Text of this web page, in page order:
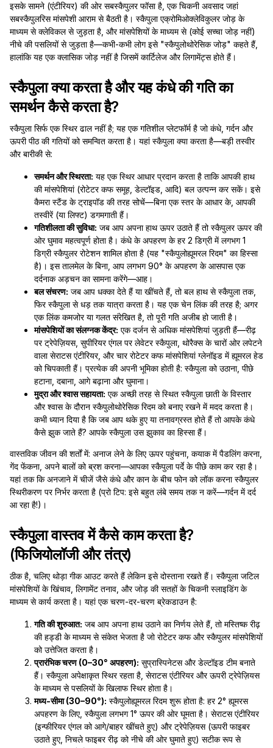
इसके सामने (एंटीरियर) की ओर सबस्कैपुलर फॉसा है, एक चिकनी अवसाद जहां
सबस्कैपुलरिस मांसपेशी आराम से बैठती है। स्कैपुला एक्रोमिओक्लेविकुलर जोड़ के
माध्यम से क्लेविकल से जुड़ता है, और मांसपेशियों के माध्यम से (कोई सच्चा जोड़ नहीं)
नीचे की पसलियों से जुड़ता है—कभी-कभी लोग इसे "स्कैपुलोथोरेसिक जोड़" कहते हैं,
हालांकि यह एक क्लासिक जोड़ नहीं है जिसमें कार्टिलेज और लिगामेंट्स होते हैं।
स्कैपुला क्या करता है और यह कंधे की गति का
समर्थन कैसे करता है?
स्कैपुला सिर्फ एक स्थिर ढाल नहीं है; यह एक गतिशील प्लेटफॉर्म है जो कंधे, गर्दन और
ऊपरी पीठ की गतियों को समन्वित करता है। यहां स्कैपुला क्या करता है—बड़ी तस्वीर
और बारीकी से:
समर्थन और स्थिरता: यह एक स्थिर आधार प्रदान करता है ताकि आपकी हाथ
की मांसपेशियां (रोटेटर कफ समूह, डेल्टॉइड, आदि) बल उत्पन्न कर सकें। इसे
कैमरा स्टैंड के ट्राइपॉड की तरह सोचें—बिना एक स्तर के आधार के, आपकी
तस्वीरें (या लिफ्ट) डगमगाती हैं।
गतिशीलता की सुविधा: जब आप अपना हाथ ऊपर उठाते हैं तो स्कैपुलर ऊपर की
ओर घुमाव महत्वपूर्ण होता है। कंधे के अपहरण के हर 2 डिग्री में लगभग 1
डिग्री स्कैपुलर रोटेशन शामिल होता है (यह "स्कैपुलोह्यूमरल रिदम" का हिस्सा
है)। इस तालमेल के बिना, आप लगभग 90° के अपहरण के आसपास एक
दर्दनाक अड़चन का सामना करेंगे—आह।
बल संचरण: जब आप धक्का देते हैं या खींचते हैं, तो बल हाथ से स्कैपुला तक,
फिर स्कैपुला से धड़ तक यात्रा करता है। यह एक चेन लिंक की तरह है; अगर
एक लिंक कमजोर या गलत संरेखित है, तो पूरी गति अजीब हो जाती है।
मांसपेशियों का संलग्नक केंद्र: एक दर्जन से अधिक मांसपेशियां जुड़ती हैं—रीढ़
पर ट्रेपेज़ियस, सुपीरियर एंगल पर लेवेटर स्कैपुला, थोरैक्स के चारों ओर लपेटने
वाला सेराटस एंटीरियर, और चार रोटेटर कफ मांसपेशियां ग्लेनॉइड में ह्यूमरल हेड
को चिपकाती हैं। प्रत्येक की अपनी भूमिका होती है: स्कैपुला को उठाना, पीछे
हटाना, दबाना, आगे बढ़ाना और घुमाना।
मुद्रा और श्वास सहायता: एक अच्छी तरह से स्थित स्कैपुला छाती के विस्तार
और श्वास के दौरान स्कैपुलोथोरेसिक रिदम को बनाए रखने में मदद करता है।
कभी ध्यान दिया है कि जब आप थके हुए या तनावग्रस्त होते हैं तो आपके कंधे
कैसे झुक जाते हैं? आपके स्कैपुला उस झुकाव का हिस्सा हैं।
वास्तविक जीवन की शर्तों में: अनाज लेने के लिए ऊपर पहुंचना, कयाक में पैडलिंग करना,
गेंद फेंकना, अपने बालों को ब्रश करना—आपका स्कैपुला पर्दे के पीछे काम कर रहा है।
यहां तक कि अनजाने में चीजें जैसे कंधे और कान के बीच फोन को लॉक करना स्कैपुलर
स्थिरीकरण पर निर्भर करता है (प्रो टिप: इसे बहुत लंबे समय तक न करें—गर्दन में दर्द
आ रहा है!)।
स्कैपुला वास्तव में कैसे काम करता है?
(फिजियोलॉजी और तंत्र)
ठीक है, चलिए थोड़ा गीक आउट करते हैं लेकिन इसे दोस्ताना रखते हैं। स्कैपुला जटिल
मांसपेशियों के खिंचाव, लिगामेंट तनाव, और जोड़ की सतहों के चिकनी स्लाइडिंग के
माध्यम से कार्य करता है। यहां एक चरण-दर-चरण ब्रेकडाउन है:
गति की शुरुआत: जब आप अपना हाथ उठाने का निर्णय लेते हैं, तो मस्तिष्क रीढ़
की हड्डी के माध्यम से संकेत भेजता है जो रोटेटर कफ और स्कैपुलर मांसपेशियों
को उत्तेजित करता है।
प्रारंभिक चरण (0–30° अपहरण): सुप्रास्पिनेटस और डेल्टॉइड टीम बनाते
हैं। स्कैपुला अपेक्षाकृत स्थिर रहता है, सेराटस एंटीरियर और ऊपरी ट्रेपेज़ियस
के माध्यम से पसलियों के खिलाफ स्थिर होता है।
मध्य-सीमा (30–90°): स्कैपुलोह्यूमरल रिदम शुरू होता है: हर 2° ह्यूमरस
अपहरण के लिए, स्कैपुला लगभग 1° ऊपर की ओर घूमता है। सेराटस एंटीरियर
(इन्फीरियर एंगल को आगे/बाहर खींचते हुए) और ट्रेपेज़ियस (ऊपरी फाइबर
उठाते हुए, निचले फाइबर रीढ़ को नीचे की ओर घुमाते हुए) सटीक रूप से